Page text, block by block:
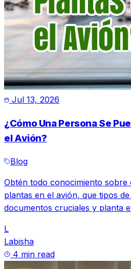
Jul 13, 2026
¿Cómo Una Persona Se
el Avión?
Blog
Obtén todo conocimiento sobre
plantas en el avión, que tipos
documentos cruciales y planta
L
Labisha
4 min read